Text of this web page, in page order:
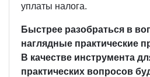
уплаты налога.
Быстрее разобраться в
наглядные практические
В качестве инструмента
практических вопросов